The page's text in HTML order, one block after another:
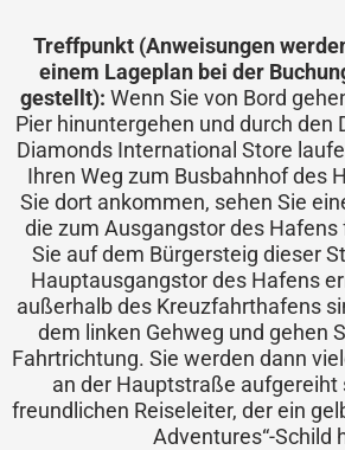
Treffpunkt (Anweisungen
einem Lageplan bei der
gestellt): Wenn Sie von Bord
Pier hinuntergehen und durch den
Diamonds International Store
Ihren Weg zum Busbahnhof des
Sie dort ankommen, sehen Sie
die zum Ausgangstor des
Sie auf dem Bürgersteig dieser
Hauptausgangstor des Hafens
außerhalb des Kreuzfahrthafens
dem linken Gehweg und gehen
Fahrtrichtung. Sie werden dann
an der Hauptstraße aufgereiht
freundlichen Reiseleiter, der ein
Adventures“-Schild